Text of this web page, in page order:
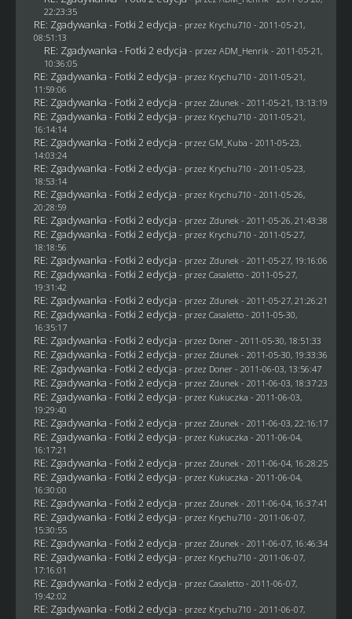
22:23:35
RE: Zgadywanka - Fotki 2 edycja - przez Krychu710 - 2011-05-21,
08:51:13
RE: Zgadywanka - Fotki 2 edycja - przez ADM_Henrik - 2011-05-21,
10:36:05
RE: Zgadywanka - Fotki 2 edycja - przez Krychu710 - 2011-05-21,
11:59:06
RE: Zgadywanka - Fotki 2 edycja - przez Zdunek - 2011-05-21, 13:13:19
RE: Zgadywanka - Fotki 2 edycja - przez Krychu710 - 2011-05-21,
16:14:14
RE: Zgadywanka - Fotki 2 edycja - przez GM_Kuba - 2011-05-23,
14:03:24
RE: Zgadywanka - Fotki 2 edycja - przez Krychu710 - 2011-05-23,
18:53:14
RE: Zgadywanka - Fotki 2 edycja - przez Krychu710 - 2011-05-26,
20:28:59
RE: Zgadywanka - Fotki 2 edycja - przez Zdunek - 2011-05-26, 21:43:38
RE: Zgadywanka - Fotki 2 edycja - przez Krychu710 - 2011-05-27,
18:18:56
RE: Zgadywanka - Fotki 2 edycja - przez Zdunek - 2011-05-27, 19:16:06
RE: Zgadywanka - Fotki 2 edycja - przez Casaletto- 2011-05-27,
19:31:42
RE: Zgadywanka - Fotki 2 edycja - przez Zdunek - 2011-05-27, 21:26:21
RE: Zgadywanka - Fotki 2 edycja - przez Casaletto- 2011-05-30,
16:35:17
RE: Zgadywanka - Fotki 2 edycja - przez Doner- 2011-05-30, 18:51:33
RE: Zgadywanka - Fotki 2 edycja - przez Zdunek - 2011-05-30, 19:33:36
RE: Zgadywanka - Fotki 2 edycja - przez Doner- 2011-06-03, 13:56:47
RE: Zgadywanka - Fotki 2 edycja - przez Zdunek - 2011-06-03, 18:37:23
RE: Zgadywanka - Fotki 2 edycja - przez Kukuczka - 2011-06-03,
19:29:40
RE: Zgadywanka - Fotki 2 edycja - przez Zdunek - 2011-06-03, 22:16:17
RE: Zgadywanka - Fotki 2 edycja - przez Kukuczka - 2011-06-04,
16:17:21
RE: Zgadywanka - Fotki 2 edycja - przez Zdunek - 2011-06-04, 16:28:25
RE: Zgadywanka - Fotki 2 edycja - przez Kukuczka - 2011-06-04,
16:30:00
RE: Zgadywanka - Fotki 2 edycja - przez Zdunek - 2011-06-04, 16:37:41
RE: Zgadywanka - Fotki 2 edycja - przez Krychu710 - 2011-06-07,
15:30:55
RE: Zgadywanka - Fotki 2 edycja - przez Zdunek - 2011-06-07, 16:46:34
RE: Zgadywanka - Fotki 2 edycja - przez Krychu710 - 2011-06-07,
17:16:01
RE: Zgadywanka - Fotki 2 edycja - przez Casaletto- 2011-06-07,
19:42:02
RE: Zgadywanka - Fotki 2 edycja - przez Krychu710 - 2011-06-07,